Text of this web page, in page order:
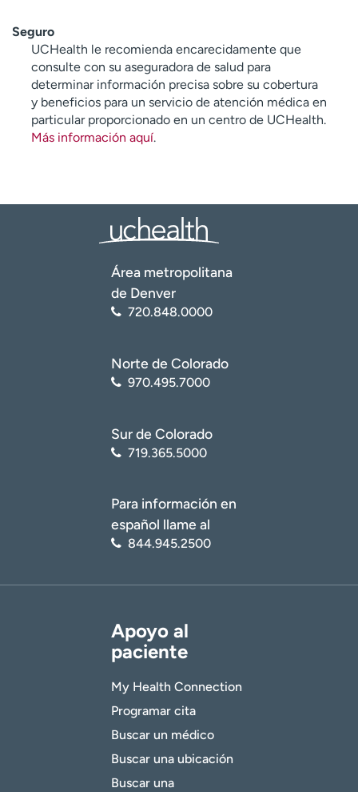
Seguro
UCHealth le recomienda encarecidamente que
consulte con su aseguradora de salud para
determinar información precisa sobre su cobertura
y beneficios para un servicio de atención médica en
particular proporcionado en un centro de UCHealth.
Más información aquí.
Área metropolitana
de Denver
720.848.0000
Norte de Colorado
970.495.7000
Sur de Colorado
719.365.5000
Para información en
español llame al
844.945.2500
Apoyo al
paciente
My Health Connection
Programar cita
Buscar un médico
Buscar una ubicación
Buscar una